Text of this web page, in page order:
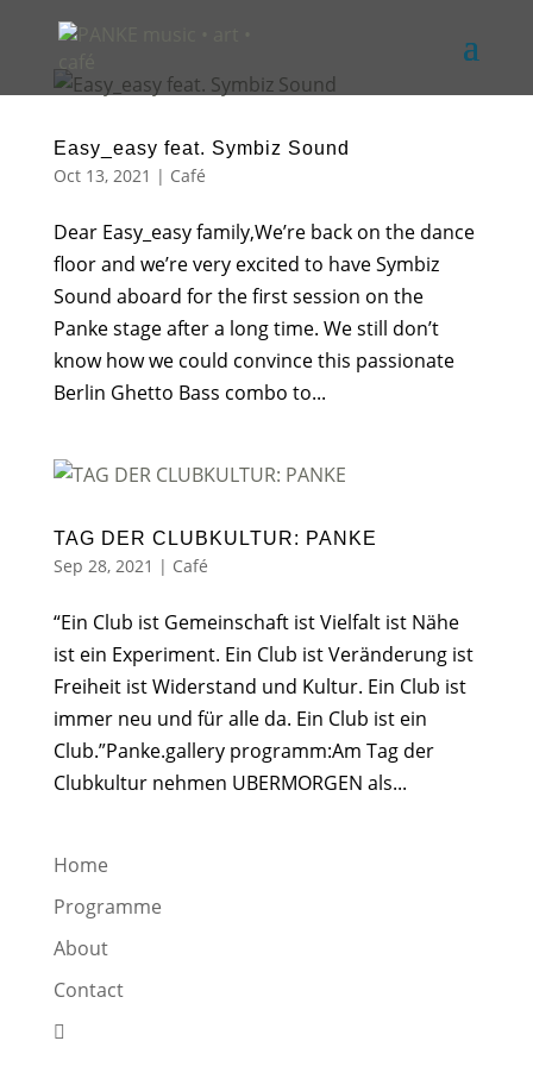
Easy_easy feat. Symbiz Sound
Oct 13, 2021 | Café
Dear Easy_easy family,We’re back on the dance
floor and we’re very excited to have Symbiz
Sound aboard for the first session on the
Panke stage after a long time. We still don’t
know how we could convince this passionate
Berlin Ghetto Bass combo to...
TAG DER CLUBKULTUR: PANKE
Sep 28, 2021 | Café
“Ein Club ist Gemeinschaft ist Vielfalt ist Nähe
ist ein Experiment. Ein Club ist Veränderung ist
Freiheit ist Widerstand und Kultur. Ein Club ist
immer neu und für alle da. Ein Club ist ein
Club.”Panke.gallery programm:Am Tag der
Clubkultur nehmen UBERMORGEN als...
Home
Programme
About
Contact
